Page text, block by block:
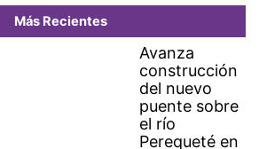
Más Recientes
Avanza
construcción
del nuevo
puente sobre
el río
Perequeté en